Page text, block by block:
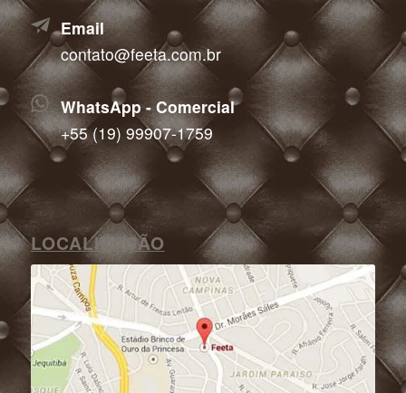
Email
contato@feeta.com.br
WhatsApp - Comercial
+55 (19) 99907-1759
LOCALIZAÇÃO